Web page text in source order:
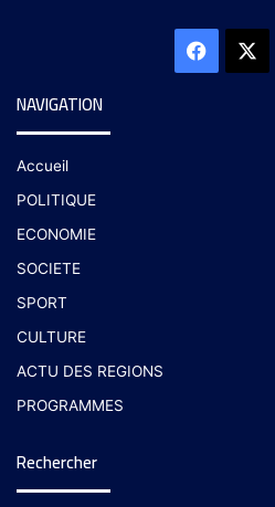
NAVIGATION
Accueil
POLITIQUE
ECONOMIE
SOCIETE
SPORT
CULTURE
ACTU DES REGIONS
PROGRAMMES
Rechercher